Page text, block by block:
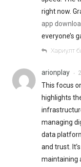
right now.
app
everyone’s
Хариулт
arionplay •
This focus
highlights
managing
data
and trust.
maintaining